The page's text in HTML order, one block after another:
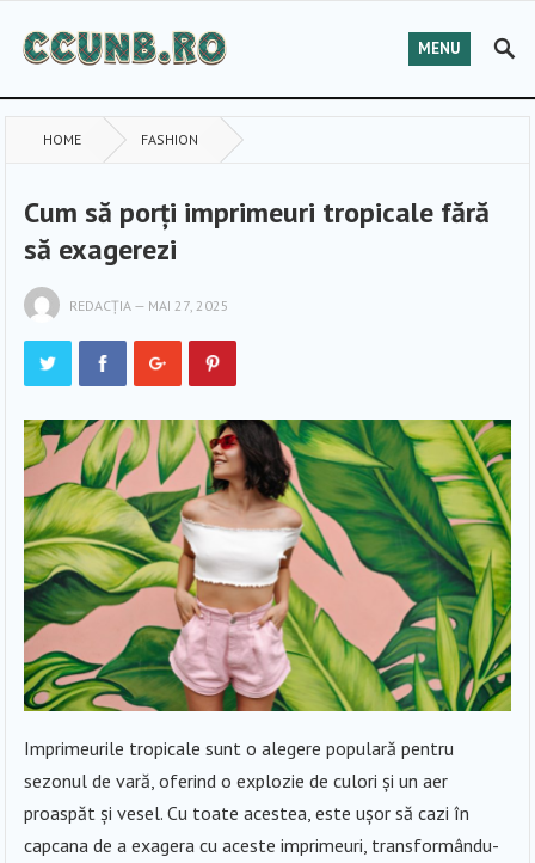
MENU
HOME FASHION
Cum să porți imprimeuri tropicale fără
să exagerezi
REDACȚIA — MAI 27, 2025
Imprimeurile tropicale sunt o alegere populară pentru
sezonul de vară, oferind o explozie de culori și un aer
proaspăt și vesel. Cu toate acestea, este ușor să cazi în
capcana de a exagera cu aceste imprimeuri, transformându-